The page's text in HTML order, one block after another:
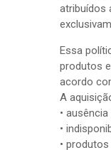
atribuídos
Essa
produtos
acordo
A
•
•
•